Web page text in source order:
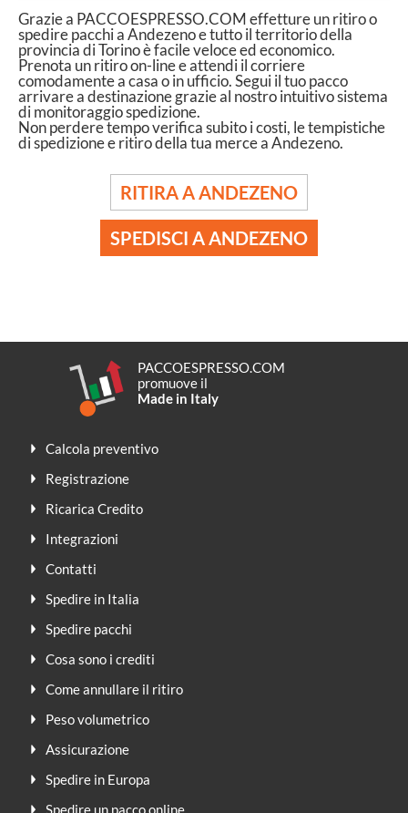
Grazie a PACCOESPRESSO.COM effetture un ritiro o
spedire pacchi a Andezeno e tutto il territorio della
provincia di Torino è facile veloce ed economico.
Prenota un ritiro on-line e attendi il corriere
comodamente a casa o in ufficio. Segui il tuo pacco
arrivare a destinazione grazie al nostro intuitivo sistema
di monitoraggio spedizione.
Non perdere tempo verifica subito i costi, le tempistiche
di spedizione e ritiro della tua merce a Andezeno.
RITIRA A ANDEZENO
SPEDISCI A ANDEZENO
PACCOESPRESSO.COM
promuove il
Made in Italy
Calcola preventivo
Registrazione
Ricarica Credito
Integrazioni
Contatti
Spedire in Italia
Spedire pacchi
Cosa sono i crediti
Come annullare il ritiro
Peso volumetrico
Assicurazione
Spedire in Europa
Spedire un pacco online